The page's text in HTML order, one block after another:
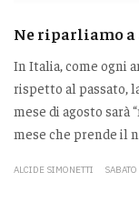
Ne riparliamo a
In Italia, come ogni
rispetto al passato,
mese di agosto sarà
mese che prende il
ALCIDE SIMONETTI